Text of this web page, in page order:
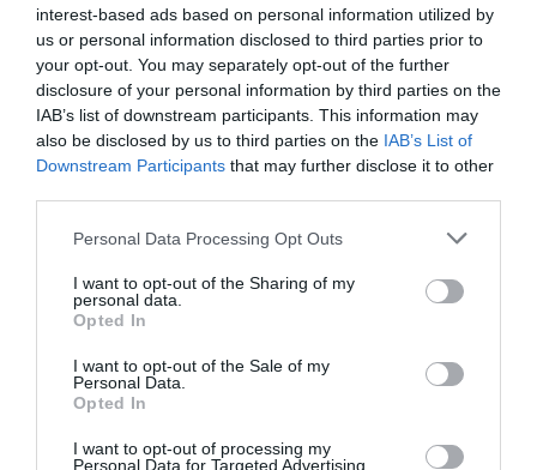
interest-based ads based on personal information utilized by
us or personal information disclosed to third parties prior to
your opt-out. You may separately opt-out of the further
disclosure of your personal information by third parties on the
IAB’s list of downstream participants. This information may
also be disclosed by us to third parties on the IAB’s List of
Downstream Participants that may further disclose it to other
Please note that this website/app uses one or more Google
not limited to your visit or usage behaviour. You may click to
grant or deny consent to Google and its third-party tags to
use your data for below specified purposes in below Google
consent section.
Personal Data Processing Opt Outs
I want to opt-out of the Sharing of my
personal data.
Opted In
I want to opt-out of the Sale of my
Personal Data.
Opted In
I want to opt-out of processing my
Personal Data for Targeted Advertising.
„NEM TETTÜNK NYOMÁST A FIUNKRA” –
EGY EGRI CSALÁD TÖRTÉNE...
2026. augusztus 06| Sport
2026. augusztus 06 Eger ügye